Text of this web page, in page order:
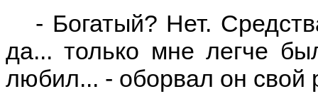
- Богатый? Нет.
да... только мне легче
любил... - оборвал он свой